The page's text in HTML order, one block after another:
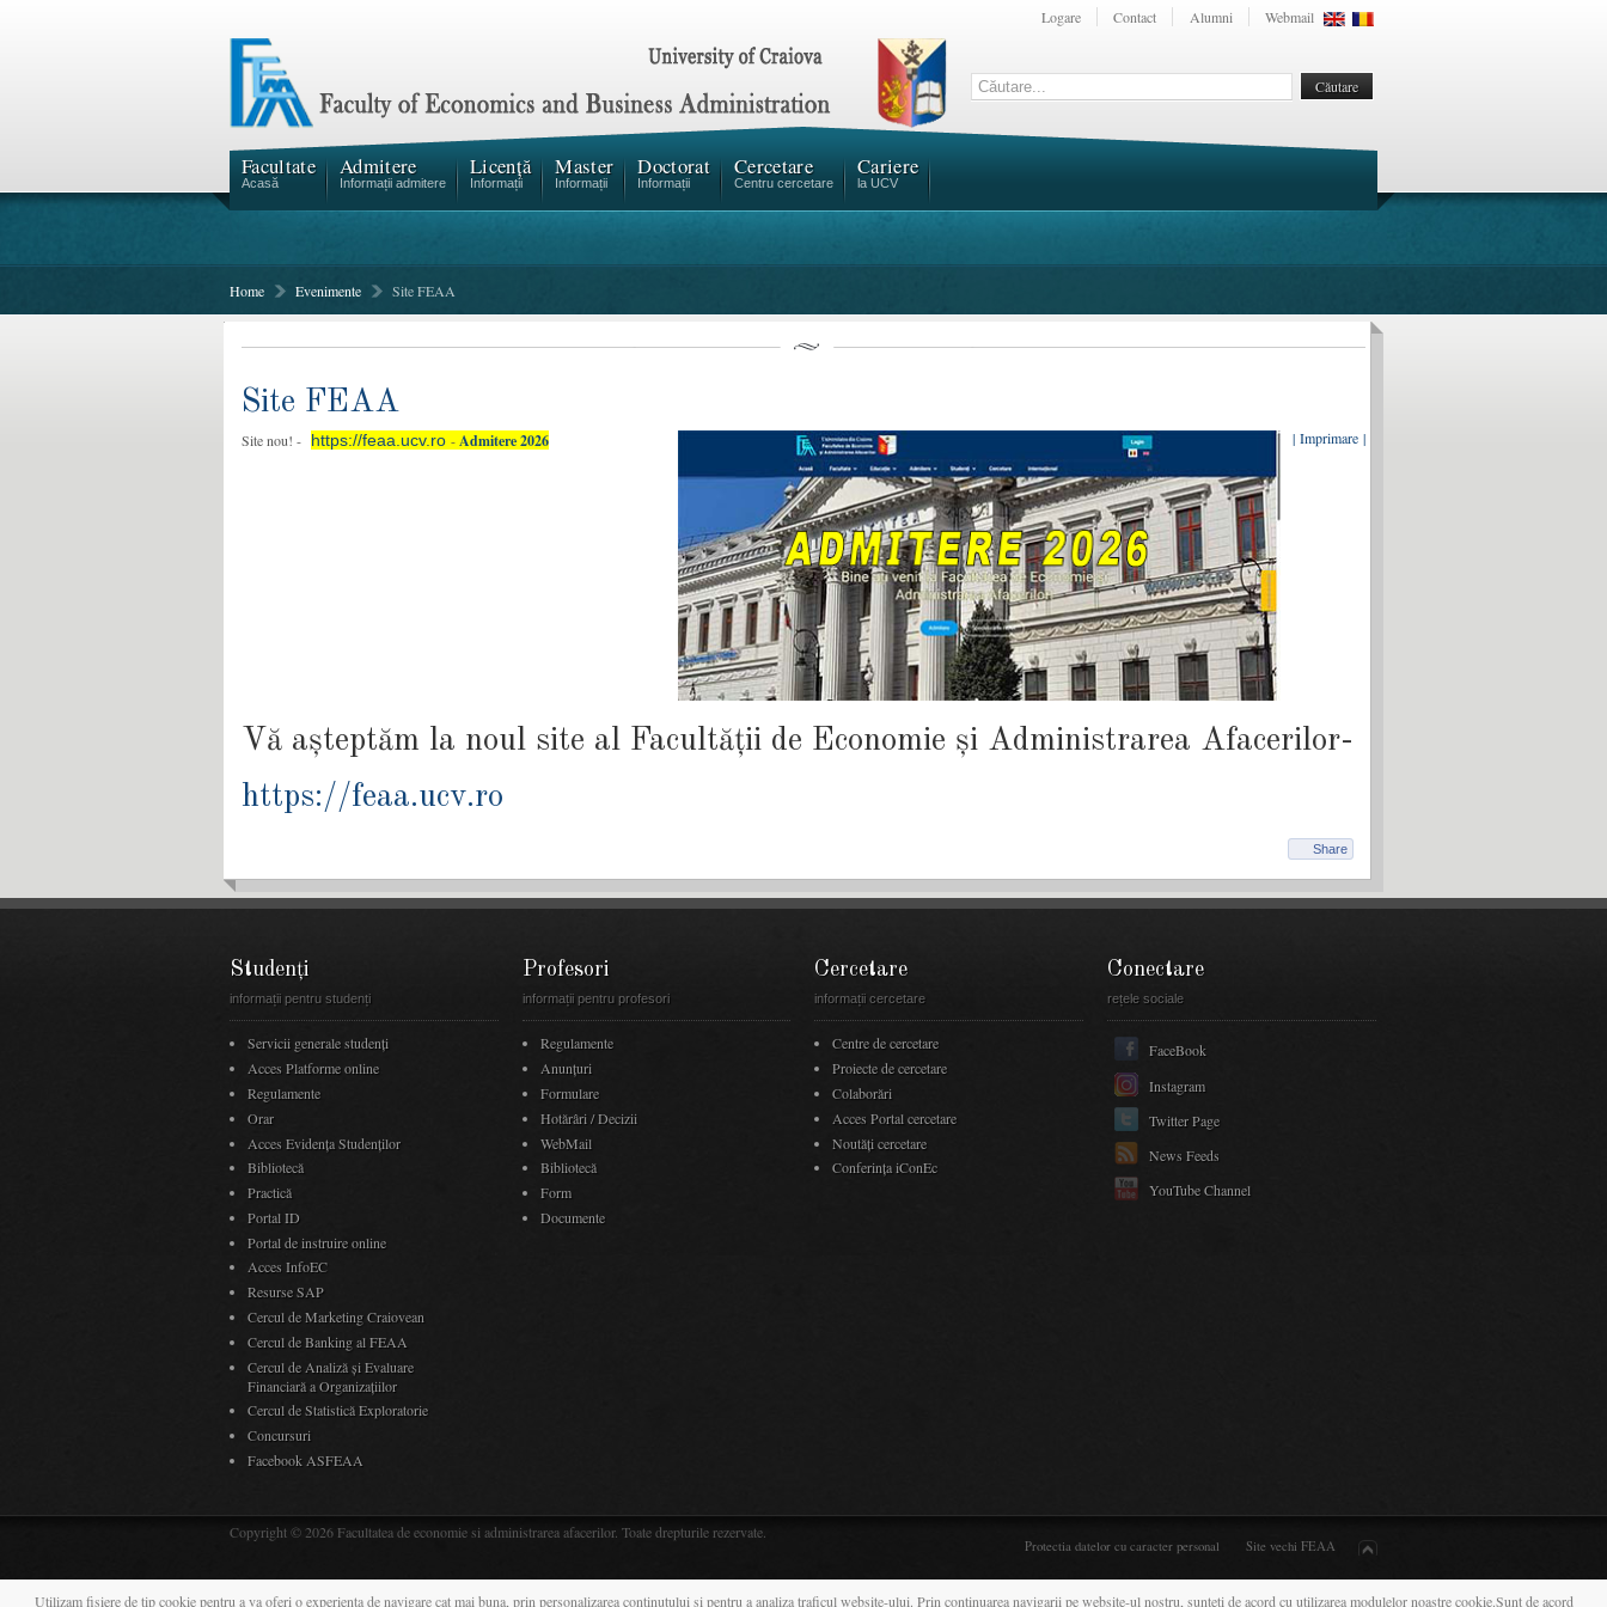
Logare Contact Alumni Webmail
Facultate
Acasă
Admitere
Informații admitere
Licență
Informații
Master
Informații
Doctorat
Informații
Cercetare
Centru cercetare
Cariere
la UCV
Home Evenimente Site FEAA
Site FEAA
| Imprimare |
Site nou! - https://feaa.ucv.ro -Admitere 2026
Vă așteptăm la noul site al Facultății de Economie și Administrarea Afacerilor-
https://feaa.ucv.ro
Share
Studenți
informații pentru studenți
Servicii generale studenți
Acces Platforme online
Regulamente
Orar
Acces Evidenţa Studenţilor
Bibliotecă
Practică
Portal ID
Portal de instruire online
Acces InfoEC
Resurse SAP
Cercul de Marketing Craiovean
Cercul de Banking al FEAA
Cercul de Analiză și Evaluare
Financiară a Organizațiilor
Cercul de Statistică Exploratorie
Concursuri
Facebook ASFEAA
Profesori
informații pentru profesori
Regulamente
Anunţuri
Formulare
Hotărâri / Decizii
WebMail
Bibliotecă
Form
Documente
Cercetare
informații cercetare
Centre de cercetare
Proiecte de cercetare
Colaborări
Acces Portal cercetare
Noutăţi cercetare
Conferința iConEc
Conectare
rețele sociale
FaceBook
Instagram
Twitter Page
News Feeds
YouTube Channel
Protectia datelor cu caracter personal Site vechi FEAA
Copyright © 2026 Facultatea de economie si administrarea afacerilor. Toate drepturile rezervate.
Utilizam fisiere de tip cookie pentru a va oferi o experienta de navigare cat mai buna, prin personalizarea continutului si pentru a analiza traficul website-ului. Prin continuarea navigarii pe website-ul nostru, sunteti de acord cu utilizarea modulelor noastre cookie.Sunt de acord